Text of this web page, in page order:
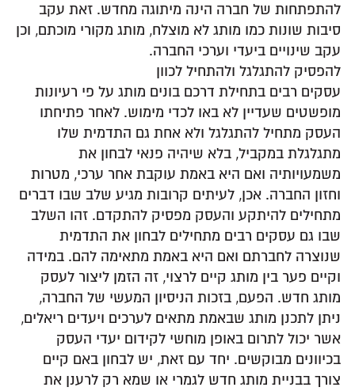
להתפתחות של חברה הינה מיתוגה מחדש. זאת עקב
סיבות שונות כמו מותג לא מוצלח, מותג מקורי מוכתם, וכן
עקב שינויים ביעדי וערכי החברה.
להפסיק להתגלגל ולהתחיל לכוון
עסקים רבים בתחילת דרכם בונים מותג על פי רעיונות
מופשטים שעדיין לא באו לכדי מימוש. לאחר פתיחתו
העסק מתחיל להתגלגל ולא אחת גם התדמית שלו
מתגלגלת במקביל, בלא שיהיה פנאי לבחון את
משמעויותיה ואם היא באמת עוקבת אחר ערכי, מטרות
וחזון החברה. אכן, לעיתים קרובות מגיע שלב שבו דברים
מתחילים להיתקע והעסק מפסיק להתקדם. זהו השלב
שבו גם עסקים רבים מתחילים לבחון את התדמית
שנוצרה לחברתם ואם היא באמת מתאימה להם. במידה
וקיים פער בין מותג קיים לרצוי, זה הזמן ליצור לעסק
מותג חדש. הפעם, בזכות הניסיון המעשי של החברה,
ניתן לתכנן מותג שבאמת מתאים לערכים ויעדים ריאלים,
אשר יכול לתרום באופן מוחשי לקידום יעדי העסק
בכיוונים מבוקשים. יחד עם זאת, יש לבחון באם קיים
צורך בבניית מותג חדש לגמרי או שמא רק לרענן את